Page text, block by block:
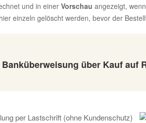
und in einer Vorschau angezeigt,
einzeln gelöscht werden, bevor der
über Kauf auf